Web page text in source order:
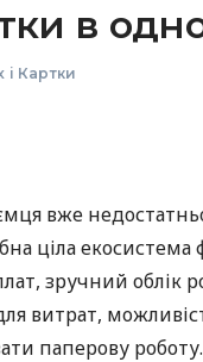
в
і Картки
вже
ціла екосистема
зручний облік
витрат,
паперову роботу.